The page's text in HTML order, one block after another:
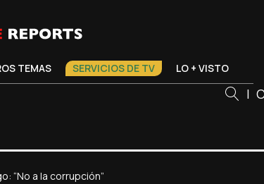
TEMAS SERVICIOS DE TV LO + VISTO
|
“No a la corrupción”